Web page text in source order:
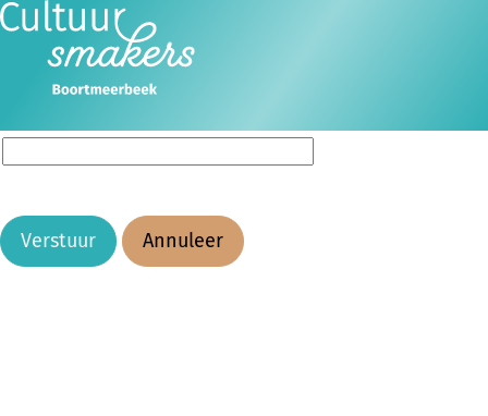
Voer je e-mailadres in en je ontvangt binnen enkele
minuten een link waarmee je een wachtwoord kunt
instellen.
Verstuur Annuleer